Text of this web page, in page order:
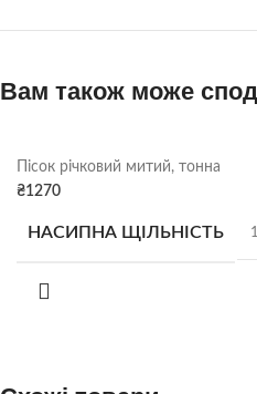
Вам також може
Пісок річковий митий, тонна
₴1270
НАСИПНА ЩІЛЬНІСТЬ